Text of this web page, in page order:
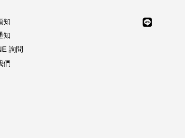
知
知
詢問
們